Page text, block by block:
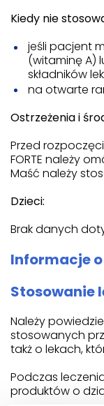
Kiedy nie
jeśli pacjent
(witaminę A)
składników
na otwarte
Ostrzeżenia i
Przed
FORTE należy
Maść należy
Dzieci:
Brak danych
Informacje o
Stosowanie
Należy
stosowanych
takż o lekach,
Podczas
produktów o